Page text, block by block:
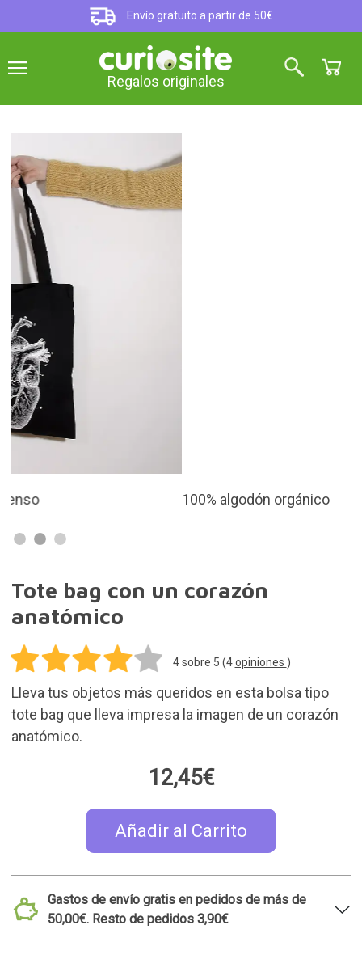
Envío gratuito a partir de 50€
Regalos originales
100% algodón orgánico
Tote bag con un corazón
anatómico
4sobre 5 (4 opiniones )
Lleva tus objetos más queridos en esta bolsa tipo
tote bag que lleva impresa la imagen de un corazón
anatómico.
12,45€
Añadir al Carrito
Gastos de envío gratis en pedidos de más de
50,00€. Resto de pedidos 3,90€